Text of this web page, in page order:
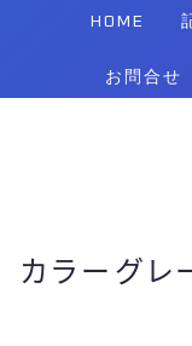
HOME
お問合せ
カラーグレ